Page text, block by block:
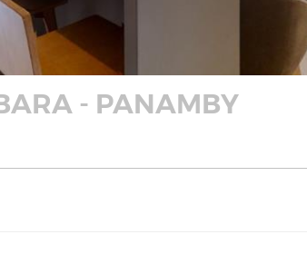
- PANAMBY